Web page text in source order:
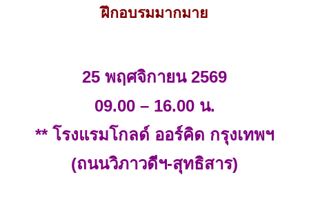
ฝึกอบรมมากมาย
25 พฤศจิกายน 2569
09.00 – 16.00 น.
** โรงแรมโกลด์ ออร์คิด กรุงเทพฯ
(ถนนวิภาวดีฯ-สุทธิสาร)